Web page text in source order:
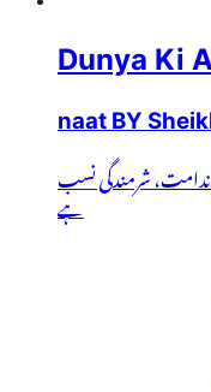
Dunya Ki
naat BY
شرمندگی نسب
ہے